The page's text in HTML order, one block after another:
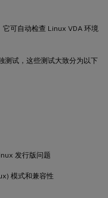
可自动检查 Linux VDA 环境
测试，这些测试大致分为以下
发行版问题
模式和兼容性